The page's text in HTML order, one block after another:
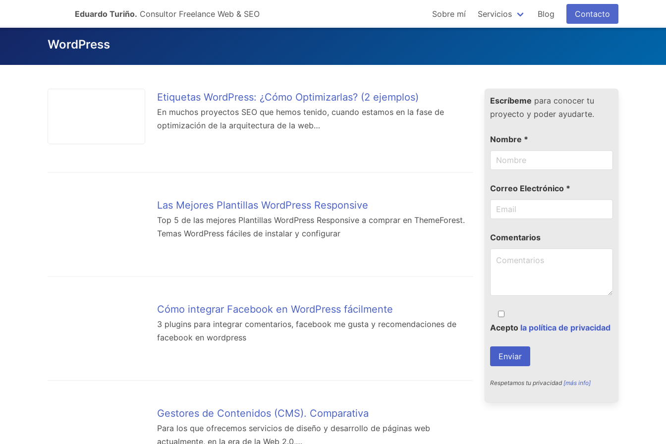
Eduardo Turiño. Consultor Freelance Web & SEO Sobre mí Servicios Blog Contacto
WordPress
Etiquetas WordPress: ¿Cómo Optimizarlas? (2 ejemplos)
En muchos proyectos SEO que hemos tenido, cuando estamos en la fase de
optimización de la arquitectura de la web…
Las Mejores Plantillas WordPress Responsive
Top 5 de las mejores Plantillas WordPress Responsive a comprar en ThemeForest.
Temas WordPress fáciles de instalar y configurar
Cómo integrar Facebook en WordPress fácilmente
3 plugins para integrar comentarios, facebook me gusta y recomendaciones de
facebook en wordpress
Gestores de Contenidos (CMS). Comparativa
Para los que ofrecemos servicios de diseño y desarrollo de páginas web
actualmente, en la era de la Web 2.0,…
Escríbeme para conocer tu
proyecto y poder ayudarte.
Nombre *
Correo Electrónico *
Comentarios
Acepto la política de privacidad
Respetamos tu privacidad [más info]